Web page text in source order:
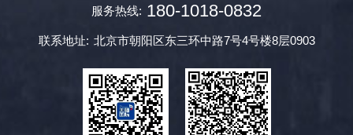
服务热线: 180-1018-0832
联系地址: 北京市朝阳区东三环中路7号4号楼8层0903